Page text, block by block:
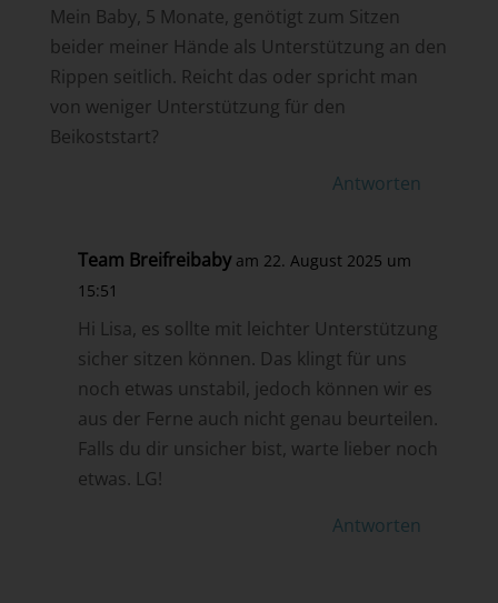
Mein Baby, 5 Monate, genötigt zum Sitzen
beider meiner Hände als Unterstützung an den
Rippen seitlich. Reicht das oder spricht man
von weniger Unterstützung für den
Beikoststart?
Antworten
Team Breifreibaby am 22. August 2025 um
15:51
Hi Lisa, es sollte mit leichter Unterstützung
sicher sitzen können. Das klingt für uns
noch etwas unstabil, jedoch können wir es
aus der Ferne auch nicht genau beurteilen.
Falls du dir unsicher bist, warte lieber noch
etwas. LG!
Antworten